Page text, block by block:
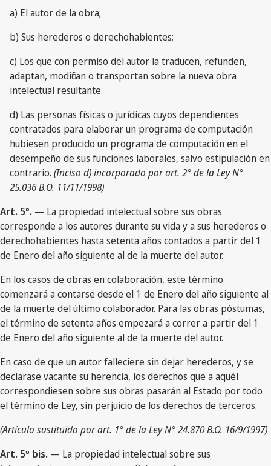
a) El autor de la obra;
b) Sus herederos o derechohabientes;
c) Los que con permiso del autor la traducen, refunden,
adaptan, modifican o transportan sobre la nueva obra
intelectual resultante.
d) Las personas físicas o jurídicas cuyos dependientes
contratados para elaborar un programa de computación
hubiesen producido un programa de computación en el
desempeño de sus funciones laborales, salvo estipulación en
contrario. (Inciso d) incorporado por art. 2° de la Ley N°
25.036 B.O. 11/11/1998)
Art. 5°. — La propiedad intelectual sobre sus obras
corresponde a los autores durante su vida y a sus herederos o
derechohabientes hasta setenta años contados a partir del 1
de Enero del año siguiente al de la muerte del autor.
En los casos de obras en colaboración, este término
comenzará a contarse desde el 1 de Enero del año siguiente al
de la muerte del último colaborador. Para las obras póstumas,
el término de setenta años empezará a correr a partir del 1
de Enero del año siguiente al de la muerte del autor.
En caso de que un autor falleciere sin dejar herederos, y se
declarase vacante su herencia, los derechos que a aquél
correspondiesen sobre sus obras pasarán al Estado por todo
el término de Ley, sin perjuicio de los derechos de terceros.
(Artículo sustituido por art. 1° de la Ley N° 24.870 B.O. 16/9/1997)
Art. 5º bis. — La propiedad intelectual sobre sus